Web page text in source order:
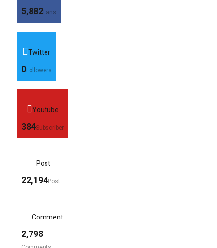
5,882Fans
Twitter
0Followers
Youtube
384Subscriber
Post
22,194Post
Comment
2,798